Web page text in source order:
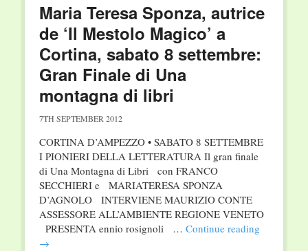
Maria Teresa Sponza, autrice
de ‘Il Mestolo Magico’ a
Cortina, sabato 8 settembre:
Gran Finale di Una
montagna di libri
7TH SEPTEMBER 2012
CORTINA D’AMPEZZO • SABATO 8 SETTEMBRE
I PIONIERI DELLA LETTERATURA Il gran finale
di Una Montagna di Libri con FRANCO
SECCHIERI e MARIATERESA SPONZA
D’AGNOLO INTERVIENE MAURIZIO CONTE
ASSESSORE ALL’AMBIENTE REGIONE VENETO
PRESENTA ennio rosignoli … Continue reading
→